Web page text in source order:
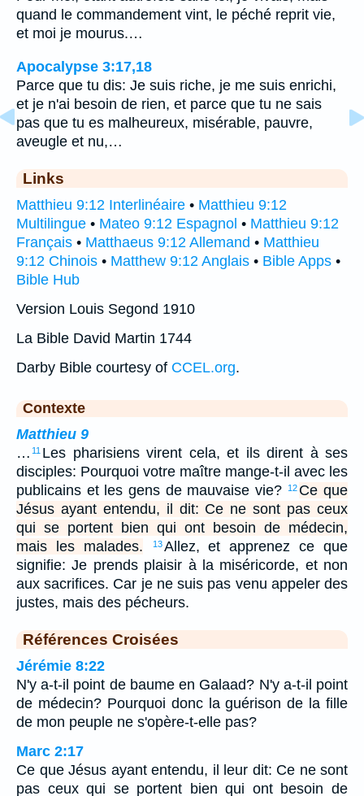
quand le commandement vint, le péché reprit vie,
et moi je mourus.…
Apocalypse 3:17,18
Parce que tu dis: Je suis riche, je me suis enrichi,
et je n'ai besoin de rien, et parce que tu ne sais
pas que tu es malheureux, misérable, pauvre,
aveugle et nu,…
Links
Matthieu 9:12 Interlinéaire • Matthieu 9:12
Multilingue • Mateo 9:12 Espagnol • Matthieu 9:12
Français • Matthaeus 9:12 Allemand • Matthieu
9:12 Chinois • Matthew 9:12 Anglais • Bible Apps •
Bible Hub
Version Louis Segond 1910
La Bible David Martin 1744
Darby Bible courtesy of CCEL.org.
Contexte
Matthieu 9
… 11 Les pharisiens virent cela, et ils dirent à ses
disciples: Pourquoi votre maître mange-t-il avec les
publicains et les gens de mauvaise vie?
12 Ce que
Jésus ayant entendu, il dit: Ce ne sont pas ceux
qui se portent bien qui ont besoin de médecin,
mais les malades.
13 Allez, et apprenez ce que
signifie: Je prends plaisir à la miséricorde, et non
aux sacrifices. Car je ne suis pas venu appeler des
justes, mais des pécheurs.
Références Croisées
Jérémie 8:22
N'y a-t-il point de baume en Galaad? N'y a-t-il point
de médecin? Pourquoi donc la guérison de la fille
de mon peuple ne s'opère-t-elle pas?
Marc 2:17
Ce que Jésus ayant entendu, il leur dit: Ce ne sont
pas ceux qui se portent bien qui ont besoin de